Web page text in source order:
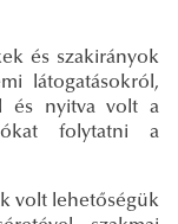
és szakirányok
látogatásokról,
és nyitva volt a
folytatni a
volt lehetőségük